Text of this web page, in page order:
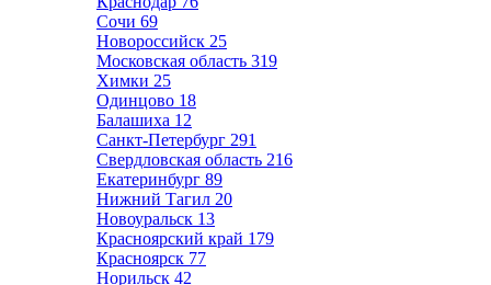
Сочи 69
Новороссийск 25
Московская область 319
Химки 25
Одинцово 18
Балашиха 12
Санкт-Петербург 291
Свердловская область 216
Екатеринбург 89
Нижний Тагил 20
Новоуральск 13
Красноярский край 179
Красноярск 77
Норильск 42